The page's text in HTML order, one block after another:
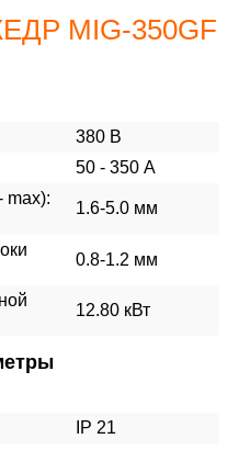
MIG-350GF
380 В
50 - 350 А
max):
1.6-5.0 мм
0.8-1.2 мм
12.80 кВт
IP 21